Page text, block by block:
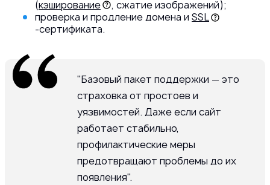
(кэширование
, сжатие изображений);
проверка и продление домена и SSL
-сертификата.
"Базовый пакет поддержки — это
страховка от простоев и
уязвимостей. Даже если сайт
работает стабильно,
профилактические меры
предотвращают проблемы до их
появления".